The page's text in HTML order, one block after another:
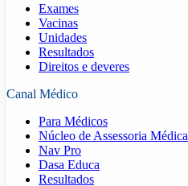
Exames
Vacinas
Unidades
Resultados
Direitos e deveres
Canal Médico
Para Médicos
Núcleo de Assessoria Médica
Nav Pro
Dasa Educa
Resultados